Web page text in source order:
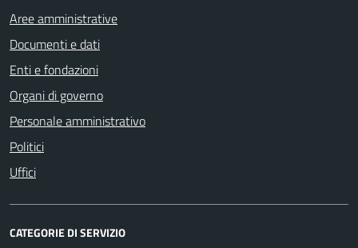
Aree amministrative
Documenti e dati
Enti e fondazioni
Organi di governo
Personale amministrativo
Politici
Uffici
CATEGORIE DI SERVIZIO